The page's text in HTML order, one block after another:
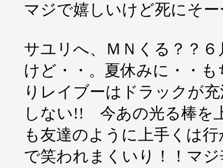
マジで嬉しいけど死にそ
サユリへ、ＭＮくる？？
けど・・。夏休みに・・
りレイブーはドラックが
しない!! 今あの光る棒を
も友達のように上手くは
で笑われまくいり！！マ